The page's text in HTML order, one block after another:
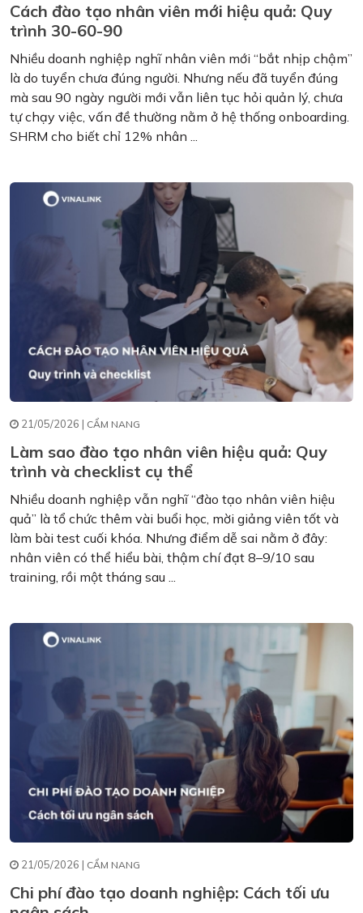
Cách đào tạo nhân viên mới hiệu quả: Quy
trình 30-60-90
Nhiều doanh nghiệp nghĩ nhân viên mới “bắt nhịp chậm”
là do tuyển chưa đúng người. Nhưng nếu đã tuyển đúng
mà sau 90 ngày người mới vẫn liên tục hỏi quản lý, chưa
tự chạy việc, vấn đề thường nằm ở hệ thống onboarding.
SHRM cho biết chỉ 12% nhân ...
21/05/2026 | CẨM NANG
Làm sao đào tạo nhân viên hiệu quả: Quy
trình và checklist cụ thể
Nhiều doanh nghiệp vẫn nghĩ “đào tạo nhân viên hiệu
quả” là tổ chức thêm vài buổi học, mời giảng viên tốt và
làm bài test cuối khóa. Nhưng điểm dễ sai nằm ở đây:
nhân viên có thể hiểu bài, thậm chí đạt 8–9/10 sau
training, rồi một tháng sau ...
21/05/2026 | CẨM NANG
Chi phí đào tạo doanh nghiệp: Cách tối ưu